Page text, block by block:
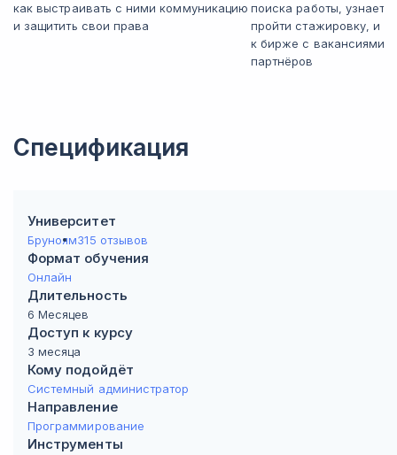
как выстраивать с ними коммуникацию
и защитить свои права
поиска работы,
пройти стажировку, и
к бирже с вакансиями
партнёров
Спецификация
Университет
Бруноям315 отзывов
Формат обучения
Онлайн
Длительность
6 Месяцев
Доступ к курсу
3 месяца
Кому подойдёт
Системный администратор
Направление
Программирование
Инструменты